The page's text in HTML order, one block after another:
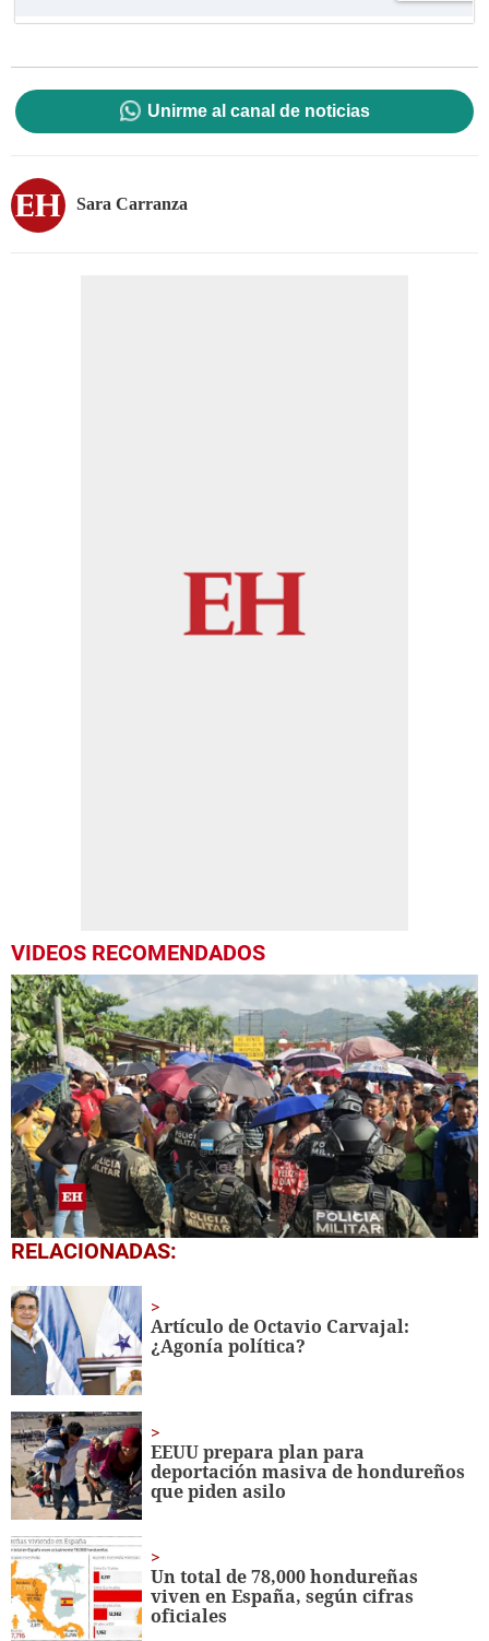
Unirme al canal de noticias
Sara Carranza
VIDEOS RECOMENDADOS
0
seconds
4
minutes,
21
seconds
RELACIONADAS:
Artículo de Octavio Carvajal:
¿Agonía política?
EEUU prepara plan para
deportación masiva de hondureños
que piden asilo
Un total de 78,000 hondureñas
viven en España, según cifras
oficiales